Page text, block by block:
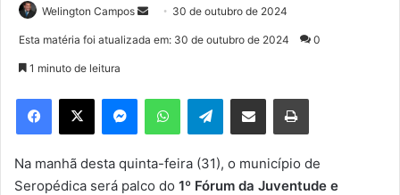
Welington Campos
e
m
e
-
30 de outubro de 2024
Esta matéria foi atualizada em: 30 de outubro de 2024 0
1 minuto de leitura
Telegram
Na manhã desta quinta-feira (31), o município de
Seropédica será palco do 1º Fórum da Juventude e